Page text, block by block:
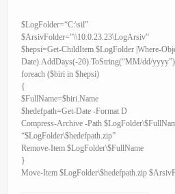
$LogFolder=“C:\sil”
$ArsivFolder=”\\10.0.23.23\LogArsiv”
$hepsi=Get-ChildItem $LogFolder |Where-
Date).AddDays(-20).ToString(“MM/dd/
foreach ($biri in $hepsi)
{
$FullName=$biri.Name
$hedefpath=Get-Date -Format D
Compress-Archive -Path
“$LogFolder\$hedefpath.zip”
Remove-Item $LogFolder\$FullName
}
Move-Item $LogFolder\$hedefpath.zip